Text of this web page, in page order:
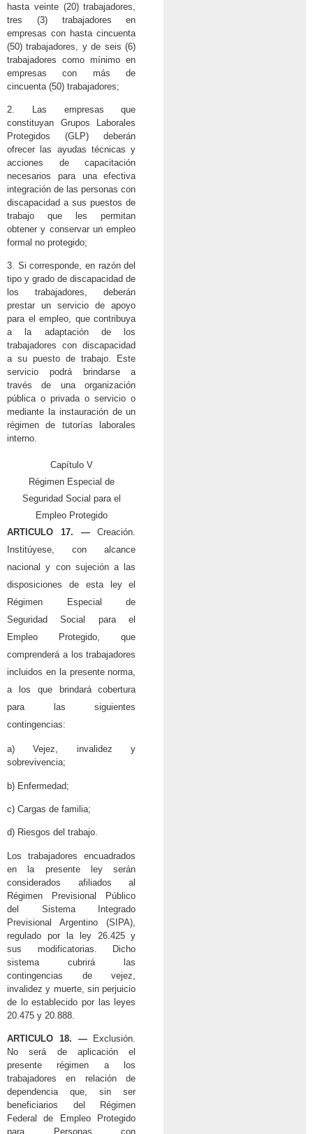
hasta veinte (20) trabajadores,
tres (3) trabajadores en
empresas con hasta cincuenta
(50) trabajadores, y de seis (6)
trabajadores como mínimo en
empresas con más de
cincuenta (50) trabajadores;
2. Las empresas que
constituyan Grupos Laborales
Protegidos (GLP) deberán
ofrecer las ayudas técnicas y
acciones de capacitación
necesarios para una efectiva
integración de las personas con
discapacidad a sus puestos de
trabajo que les permitan
obtener y conservar un empleo
formal no protegido;
3. Si corresponde, en razón del
tipo y grado de discapacidad de
los trabajadores, deberán
prestar un servicio de apoyo
para el empleo, que contribuya
a la adaptación de los
trabajadores con discapacidad
a su puesto de trabajo. Este
servicio podrá brindarse a
través de una organización
pública o privada o servicio o
mediante la instauración de un
régimen de tutorías laborales
interno.
Capítulo V
Régimen Especial de
Seguridad Social para el
Empleo Protegido
ARTICULO 17. —Creación.
Institúyese, con alcance
nacional y con sujeción a las
disposiciones de esta ley el
Régimen Especial de
Seguridad Social para el
Empleo Protegido, que
comprenderá a los trabajadores
incluidos en la presente norma,
a los que brindará cobertura
para las siguientes
contingencias:
a) Vejez, invalidez y
sobrevivencia;
b) Enfermedad;
c) Cargas de familia;
d) Riesgos del trabajo.
Los trabajadores encuadrados
en la presente ley serán
considerados afiliados al
Régimen Previsional Público
del Sistema Integrado
Previsional Argentino (SIPA),
regulado por la ley 26.425 y
sus modificatorias. Dicho
sistema cubrirá las
contingencias de vejez,
invalidez y muerte, sin perjuicio
de lo establecido por las leyes
20.475 y 20.888.
ARTICULO 18. —Exclusión.
No será de aplicación el
presente régimen a los
trabajadores en relación de
dependencia que, sin ser
beneficiarios del Régimen
Federal de Empleo Protegido
para Personas con